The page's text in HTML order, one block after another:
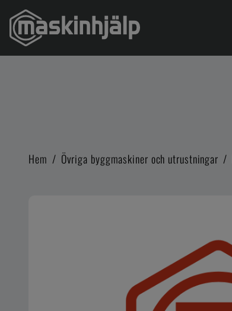
Hem / Övriga byggmaskiner och utrustningar /